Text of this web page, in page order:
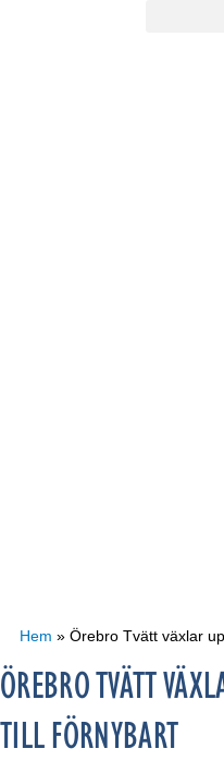
Hem » Örebro Tvätt växlar
ÖREBRO TVÄTT
TILL FÖRNYBART